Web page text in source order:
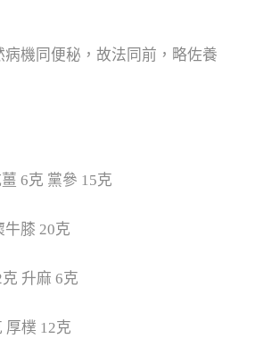
機同便秘，故法同前，略佐養
6克 黨參 15克
牛膝 20克
升麻 6克
厚樸 12克